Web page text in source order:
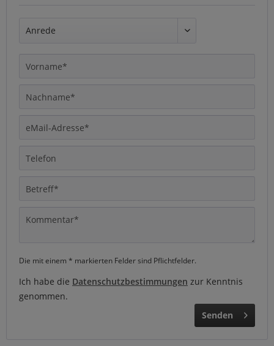
Die mit einem * markierten Felder sind Pflichtfelder.
Ich habe die Datenschutzbestimmungen zur Kenntnis
genommen.
Senden